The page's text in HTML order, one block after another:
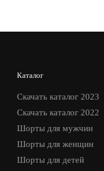
Каталог
Скачать каталог 2023
Скачать каталог 2022
Шорты для мужчин
Шорты для женщин
Шорты для детей